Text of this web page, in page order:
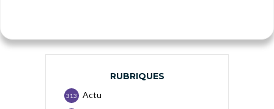
RUBRIQUES
Actu
313